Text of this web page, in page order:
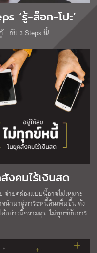
‘รู้-ล็อก-โปะ’
…กับ 3 Steps นี้!
งคมไร้เงินสด
จ่ายคล่องแบบนี้อาจไม่เหมาะ
นำมาสู่ภาระหนี้สินเพิ่มขึ้น ดัง
ด้อย่างมีความสุข ไม่ทุกข์กับการ